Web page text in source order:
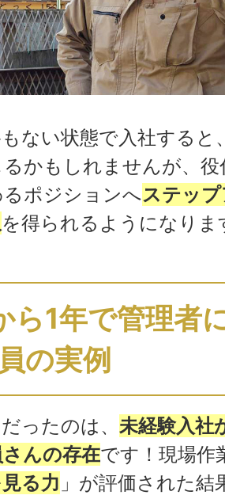
ない状態で入社すると
かもしれませんが、役
ポジションへステッ
を得られるようになりま
ら1年で管理者
の実例
ったのは、 未経験入社
んの存在です！現場作
る力 」が評価された